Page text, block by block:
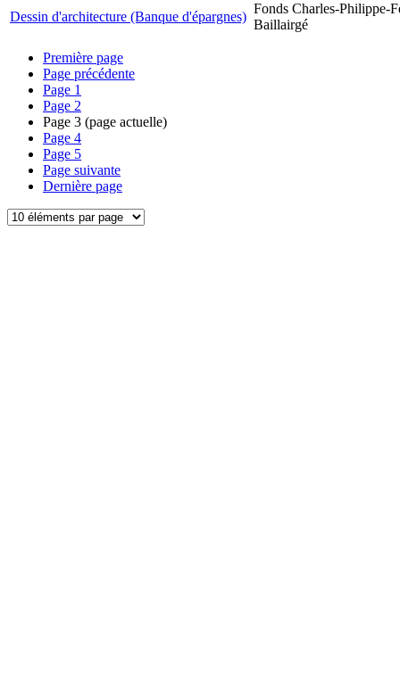
Dessin d'architecture (Banque d'épargnes)
Fonds Charles-Philippe-
Baillairgé
Première page
Page précédente
Page 1
Page 2
Page 3 (page actuelle)
Page 4
Page 5
Page suivante
Dernière page